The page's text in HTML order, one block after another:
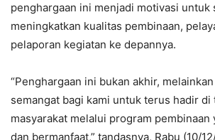
penghargaan ini menjadi motivasi untuk
meningkatkan kualitas pembinaan,
pelaporan kegiatan ke depannya.
“Penghargaan ini bukan akhir,
semangat bagi kami untuk terus hadir di
masyarakat melalui program
dan bermanfaat,” tandasnya, Rabu (10/